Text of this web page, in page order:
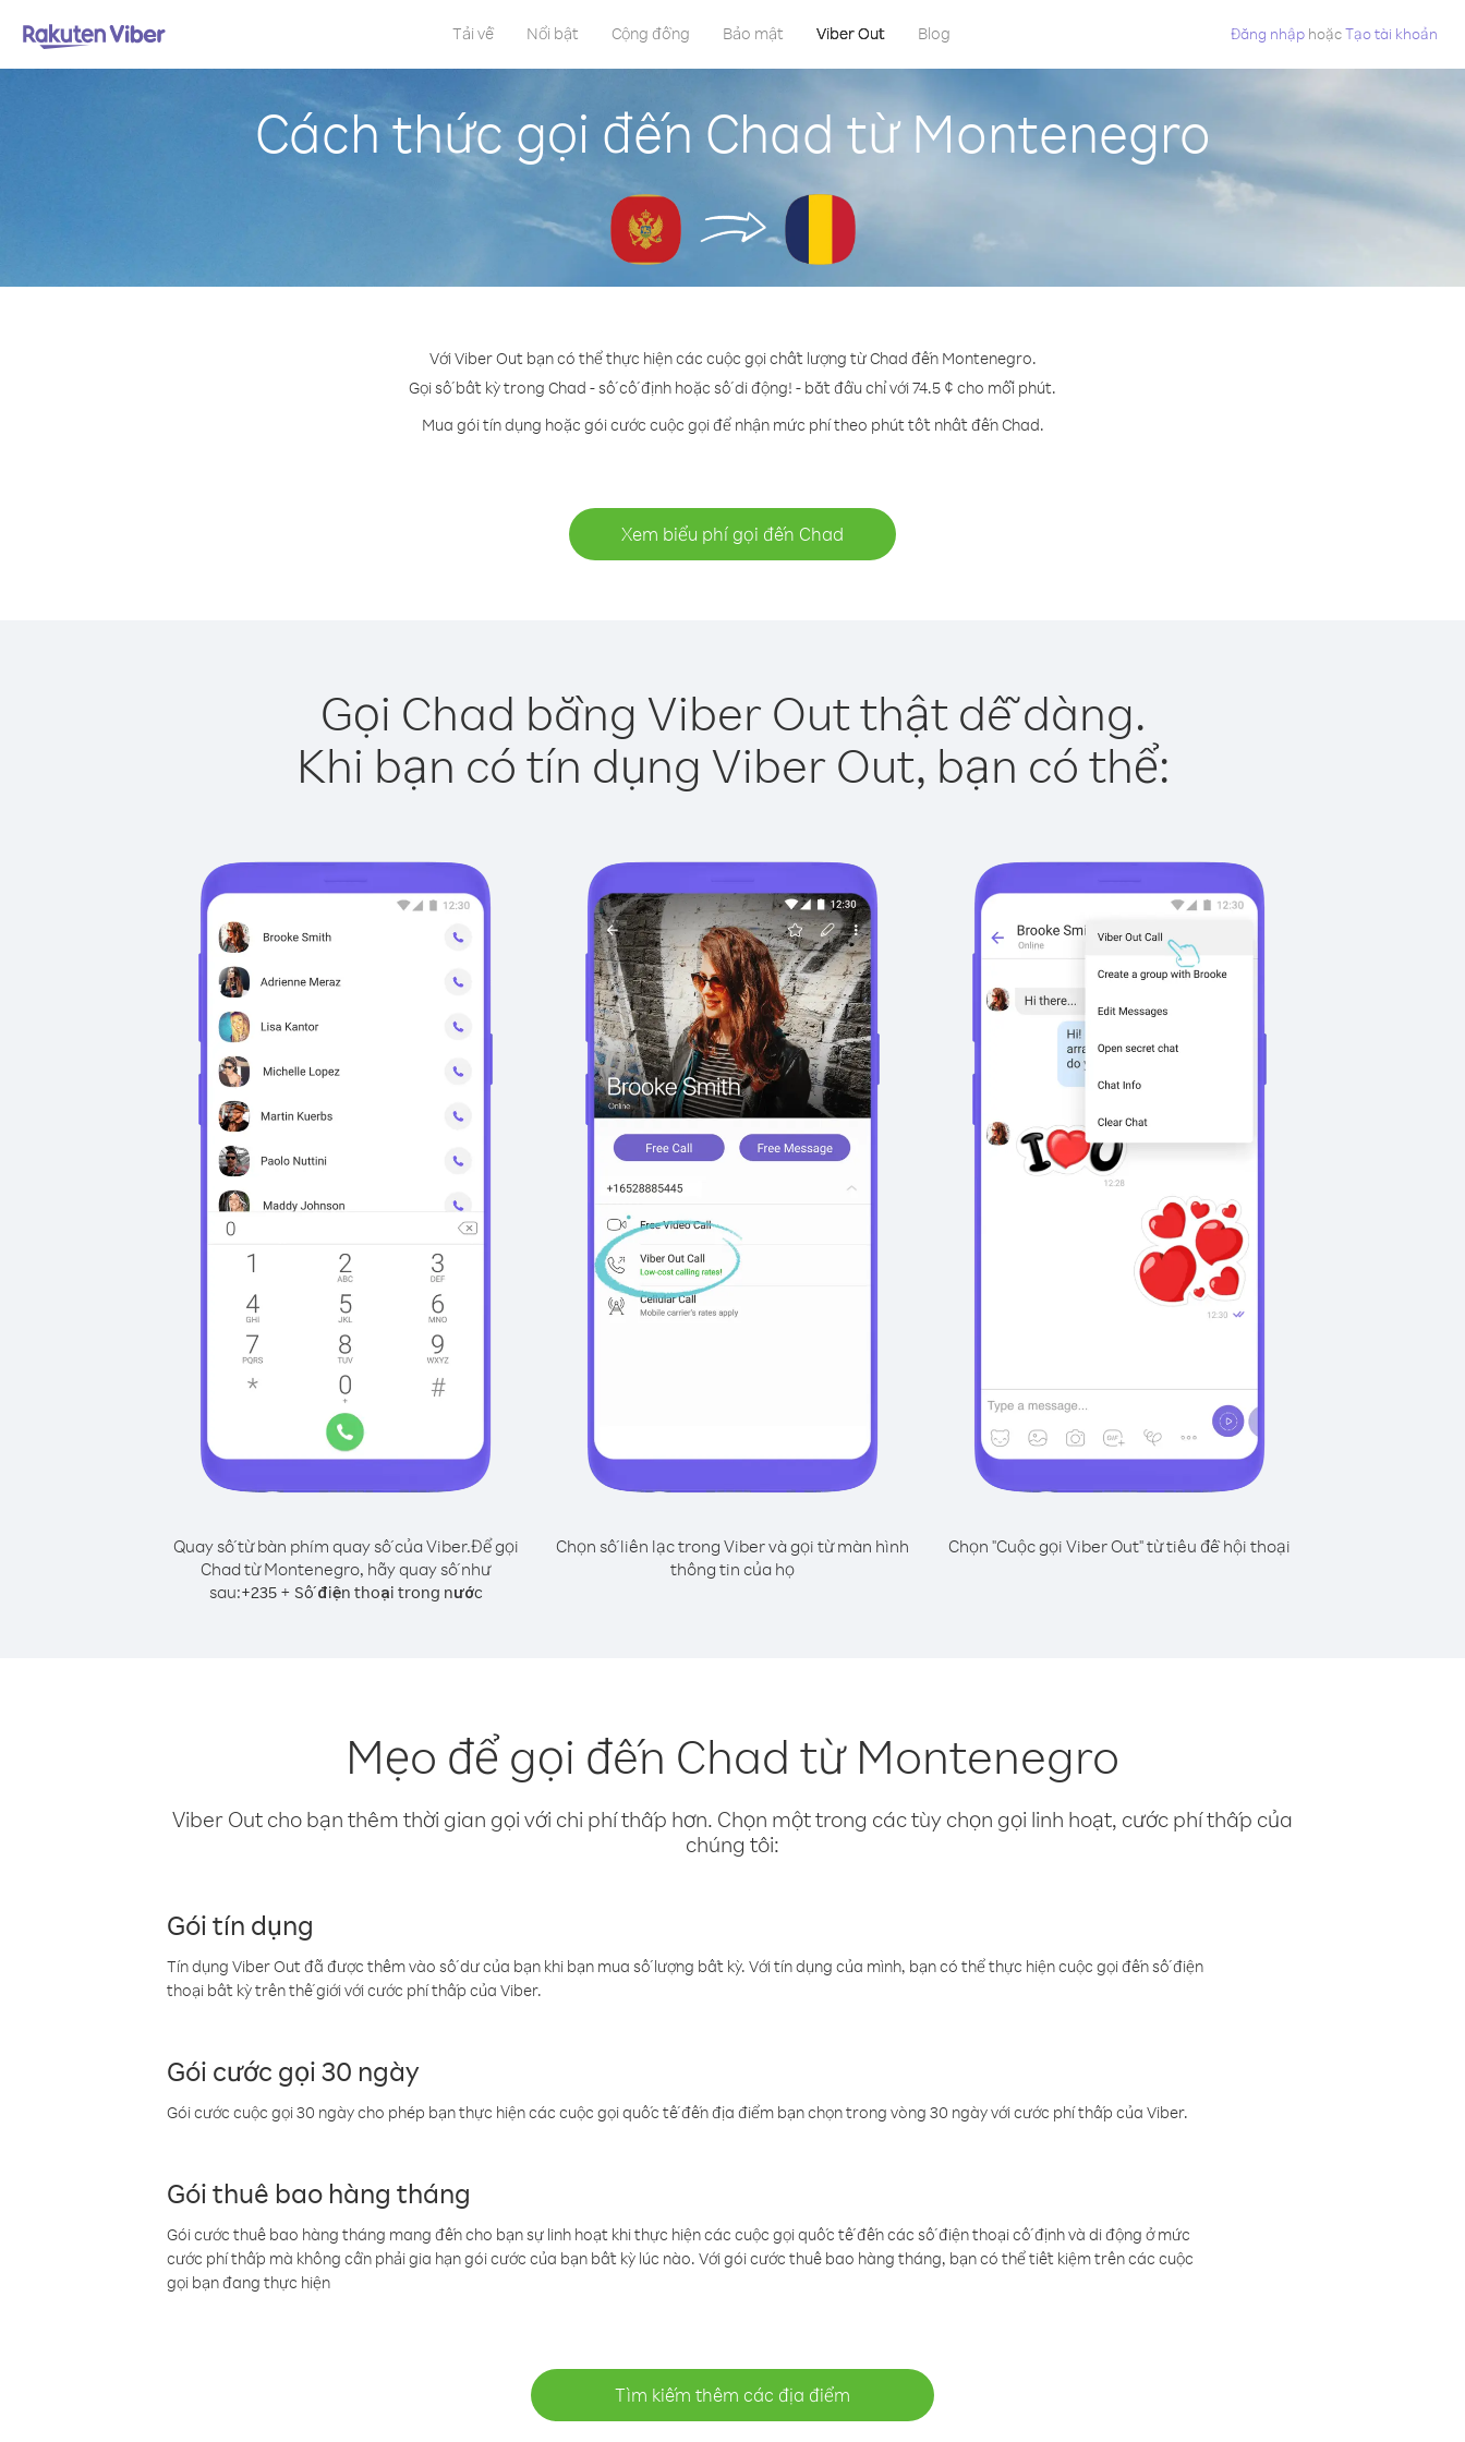
Tải về Nổi bật Cộng đồng Bảo mật Viber Out Blog Đăng nhập hoặcTạo tài khoản
Cách thức gọi đến Chad từ Montenegro
Với Viber Out bạn có thể thực hiện các cuộc gọi chất lượng từ Chad đến Montenegro.
Gọi số bất kỳ trong Chad - số cố định hoặc số di động! - bắt đầu chỉ với 74.5 ¢ cho mỗi phút.
Mua gói tín dụng hoặc gói cước cuộc gọi để nhận mức phí theo phút tốt nhất đến Chad.
Xem biểu phí gọi đến Chad
Gọi Chad bằng Viber Out thật dễ dàng.
Khi bạn có tín dụng Viber Out, bạn có thể:
Quay số từ bàn phím quay số của Viber.Để gọi
Chad từ Montenegro, hãy quay số như
sau:+235+ Số điện thoại trong nước
Chọn số liên lạc trong Viber và gọi từ màn hình
thông tin của họ
Chọn "Cuộc gọi Viber Out" từ tiêu đề hội thoại
Mẹo để gọi đến Chad từ Montenegro
Viber Out cho bạn thêm thời gian gọi với chi phí thấp hơn. Chọn một trong các tùy chọn gọi linh hoạt, cước phí thấp của
chúng tôi:
Gói tín dụng
Tín dụng Viber Out đã được thêm vào số dư của bạn khi bạn mua số lượng bất kỳ. Với tín dụng của mình, bạn có thể thực hiện cuộc gọi đến số điện
thoại bất kỳ trên thế giới với cước phí thấp của Viber.
Gói cước gọi 30 ngày
Gói cước cuộc gọi 30 ngày cho phép bạn thực hiện các cuộc gọi quốc tế đến địa điểm bạn chọn trong vòng 30 ngày với cước phí thấp của Viber.
Gói thuê bao hàng tháng
Gói cước thuê bao hàng tháng mang đến cho bạn sự linh hoạt khi thực hiện các cuộc gọi quốc tế đến các số điện thoại cố định và di động ở mức
cước phí thấp mà không cần phải gia hạn gói cước của bạn bất kỳ lúc nào. Với gói cước thuê bao hàng tháng, bạn có thể tiết kiệm trên các cuộc
gọi bạn đang thực hiện
Tìm kiếm thêm các địa điểm